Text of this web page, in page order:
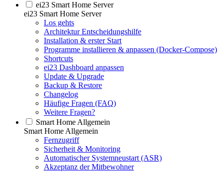
ei23 Smart Home Server
ei23 Smart Home Server
Los gehts
Architektur Entscheidungshilfe
Installation & erster Start
Programme installieren & anpassen (Docker-Compose)
Shortcuts
ei23 Dashboard anpassen
Update & Upgrade
Backup & Restore
Changelog
Häufige Fragen (FAQ)
Weitere Fragen?
Smart Home Allgemein
Smart Home Allgemein
Fernzugriff
Sicherheit & Monitoring
Automatischer Systemneustart (ASR)
Akzeptanz der Mitbewohner